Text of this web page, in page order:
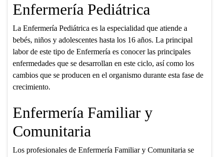
Enfermería Pediátrica
La Enfermería Pediátrica es la especialidad que atiende a
bebés, niños y adolescentes hasta los 16 años. La principal
labor de este tipo de Enfermería es conocer las principales
enfermedades que se desarrollan en este ciclo, así como los
cambios que se producen en el organismo durante esta fase de
crecimiento.
Enfermería Familiar y
Comunitaria
Los profesionales de Enfermería Familiar y Comunitaria se